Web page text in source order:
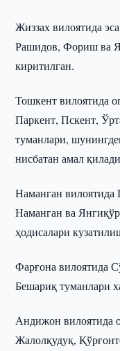
Жиззах вилоятида
Рашидов, Фориш ва
киритилган.
Тошкент вилоятида
Паркент, Пскент,
туманлари,
нисбатан амал
Наманган
Наманган ва
ҳодисалари
Фарғона вилоятида
Бешариқ туманлари
Андижон вилоятида
Жалолқудуқ,